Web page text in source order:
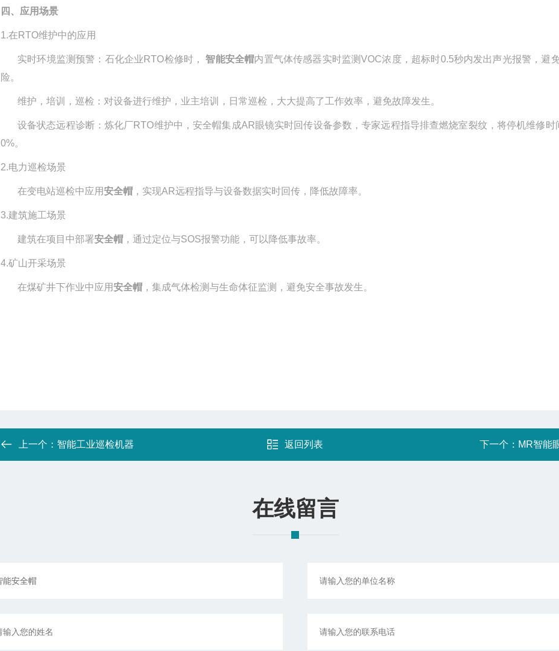
四、应用场景
1.在 RTO维护中的应用
实时环境监测预警 ：石化企业 RTO检修时，智能安全帽内置气体传感器实时监测VOC浓度，超标时0.5秒内发出声光报警，避
险。
维护，培训，巡检 ：对设备进行维护，业主培训，日常巡检，大大提高了工作效率，避免故障发生。
设备状态远程诊断：炼化厂RTO维护中，安全帽集成AR眼镜实时回传设备参数，专家远程指导排查燃烧室裂纹，将停机维修时
0%。
2.电力巡检场景
在变电站巡检中应用安全帽 ，实现AR远程指导与设备数据实时回传，降低故障率。
3.建筑施工场景
建筑在项目中部署安全帽 ，通过定位与SOS报警功能，可以降低事故率。
4.矿山开采场景
在煤矿井下作业中应用安全帽 ，集成气体检测与生命体征监测，避免安全事故发生。
上一个： 智能工业巡检机器 返回列表 下一个： MR智能
在线留言